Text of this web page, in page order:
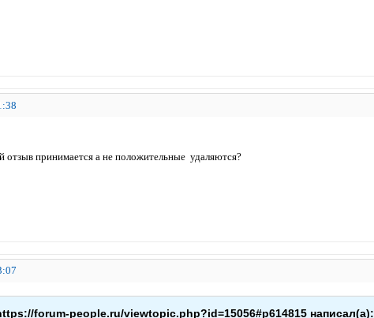
отзыв принимается а не положительные удаляются?
forum-people.ru/viewtopic.php?id=15056#p614815 написал(а):